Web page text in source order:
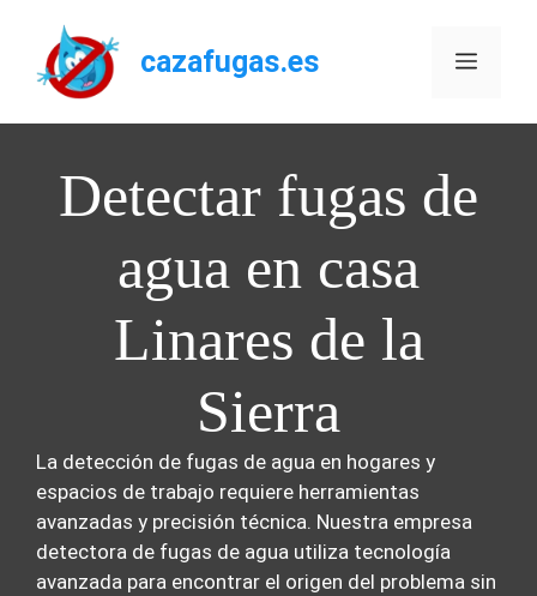
contenido
cazafugas.es Menú
Detectar fugas de
agua en casa
Linares de la
Sierra
La detección de fugas de agua en hogares y
espacios de trabajo requiere herramientas
avanzadas y precisión técnica. Nuestra empresa
detectora de fugas de agua utiliza tecnología
avanzada para encontrar el origen del problema sin